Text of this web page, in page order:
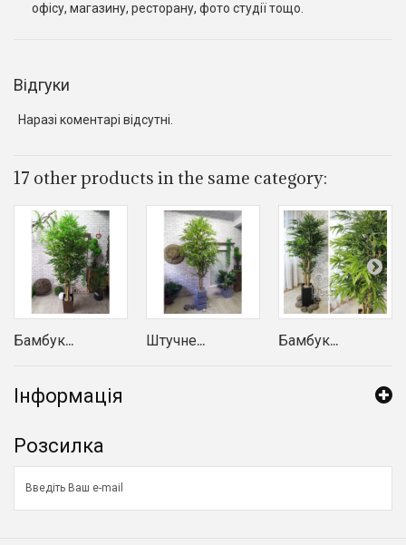
офісу, магазину, ресторану, фото студії тощо.
Відгуки
Наразі коментарі відсутні.
17 other products in the same category:
Бамбук... Штучне... Бамбук...
Інформація
Розсилка